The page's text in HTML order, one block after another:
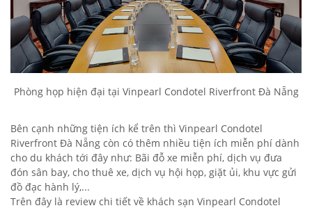
Phòng họp hiện đại tại Vinpearl Condotel Riverfront Đà Nẵng
Bên cạnh những tiện ích kể trên thì Vinpearl Condotel
Riverfront Đà Nẵng còn có thêm nhiều tiện ích miễn phí dành
cho du khách tới đây như: Bãi đỗ xe miễn phí, dịch vụ đưa
đón sân bay, cho thuê xe, dịch vụ hội họp, giặt ủi, khu vực gửi
đồ đạc hành lý,...
Trên đây là review chi tiết về khách sạn Vinpearl Condotel